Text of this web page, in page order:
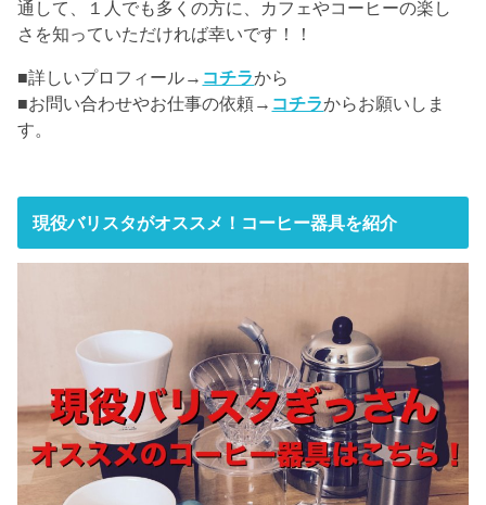
通して、１人でも多くの方に、カフェやコーヒーの楽し
さを知っていただければ幸いです！！
■詳しいプロフィール→ コチラから
■お問い合わせやお仕事の依頼→ コチラからお願いしま
す。
現役バリスタがオススメ！コーヒー器具を紹介